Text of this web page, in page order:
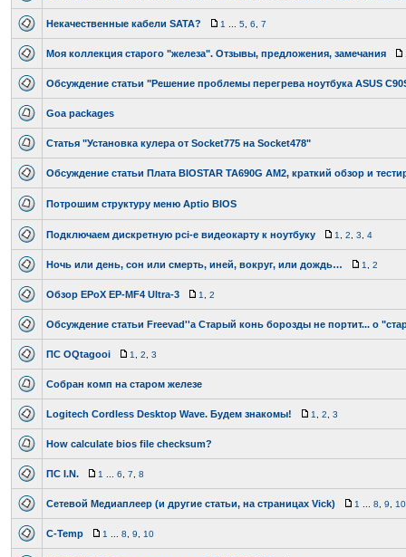
Некачественные кабели SATA? 1 5 6 7
Моя коллекция старого "железа". Отзывы, предложения, замечания
Обсуждение статьи "Решение проблемы перегрева ноутбука ASUS
Goa packages
Статья "Установка кулера от Socket775 на Socket478"
Обсуждение статьи Платa BIOSTAR TA690G AM2, краткий обзор и
Потрошим структуру меню Aptio BIOS
Подключаем дискретную pci-e видеокарту к ноутбуку 1 2 3 4
Ночь или день, сон или смерть, иней, вокруг, или дождь… 1 2
Обзор EPoX EP-MF4 Ultra-3 1 2
Обсуждение статьи Freevad''а Старый конь борозды не портит... о
ПС OQtagooi 1 2 3
Собран комп на старом железе
Logitech Cordless Desktop Wave. Будем знакомы! 1 2 3
How calculate bios file checksum?
ПС I.N. 1 6 7 8
Сетевой Медиаплеер (и другие статьи, на страницах Vick) 1 8 9 10
С-Temp 1 8 9 10